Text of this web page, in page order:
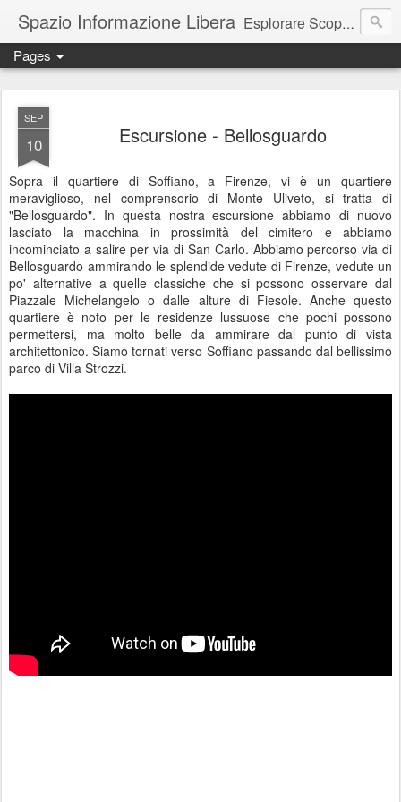
Spazio Informazione Libera Esplorare Scoprire Creare
Escursioni, viaggi, arte, tecnologia, attualità
Pages
SEP
10 Escursione - Bellosguardo
Sopra il quartiere di Soffiano, a Firenze, vi è un quartiere
meraviglioso, nel comprensorio di Monte Uliveto, si tratta di
"Bellosguardo". In questa nostra escursione abbiamo di nuovo
lasciato la macchina in prossimità del cimitero e abbiamo
incominciato a salire per via di San Carlo. Abbiamo percorso via di
Bellosguardo ammirando le splendide vedute di Firenze, vedute un
po' alternative a quelle classiche che si possono osservare dal
Piazzale Michelangelo o dalle alture di Fiesole. Anche questo
quartiere è noto per le residenze lussuose che pochi possono
permettersi, ma molto belle da ammirare dal punto di vista
architettonico. Siamo tornati verso Soffiano passando dal bellissimo
parco di Villa Strozzi.